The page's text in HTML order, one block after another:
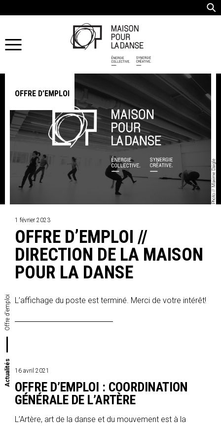
Photo // Maxime Daigle
OFFRE D’EMPLOI
1 février 2023
OFFRE D’EMPLOI //
DIRECTION DE LA MAISON
POUR LA DANSE
Actualités
Offre d'emploi L’affichage du poste est terminé. Merci de votre intérêt!
16 avril 2021
OFFRE D’EMPLOI : COORDINATION
GÉNÉRALE DE L’ARTÈRE
L’Artère, art de la danse et du mouvement est à la